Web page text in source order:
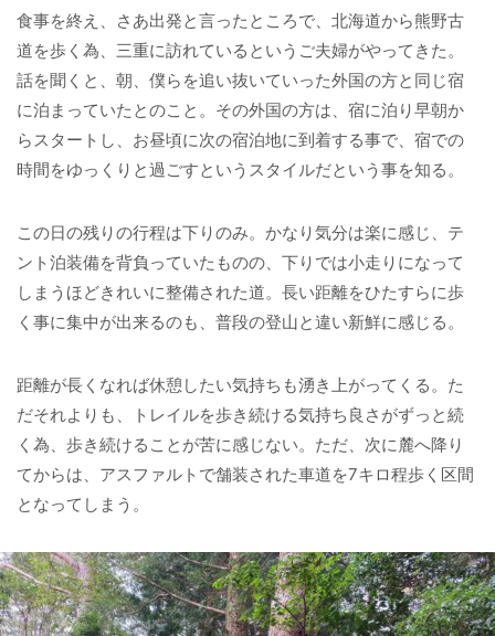
食事を終え、さあ出発と言ったところで、北海道から熊野古
道を歩く為、三重に訪れているというご夫婦がやってきた。
話を聞くと、朝、僕らを追い抜いていった外国の方と同じ宿
に泊まっていたとのこと。その外国の方は、宿に泊り早朝か
らスタートし、お昼頃に次の宿泊地に到着する事で、宿での
時間をゆっくりと過ごすというスタイルだという事を知る。
この日の残りの行程は下りのみ。かなり気分は楽に感じ、テ
ント泊装備を背負っていたものの、下りでは小走りになって
しまうほどきれいに整備された道。長い距離をひたすらに歩
く事に集中が出来るのも、普段の登山と違い新鮮に感じる。
距離が長くなれば休憩したい気持ちも湧き上がってくる。た
だそれよりも、トレイルを歩き続ける気持ち良さがずっと続
く為、歩き続けることが苦に感じない。ただ、次に麓へ降り
てからは、アスファルトで舗装された車道を7キロ程歩く区間
となってしまう。